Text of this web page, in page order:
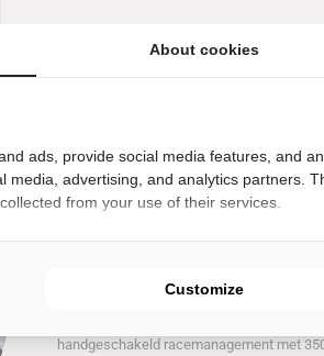
BMW E46 M3 CUP
handgeschakeld racemanagement met
About cookies
ads, provide social media features, and
media, advertising, and analytics partners.
from your use of their services.
Customize